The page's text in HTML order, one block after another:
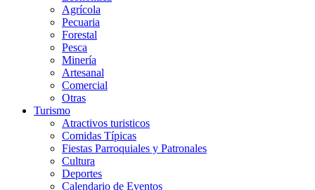
Agrícola
Pecuaria
Forestal
Pesca
Minería
Artesanal
Comercial
Otras
Turismo
Atractivos turisticos
Comidas Típicas
Fiestas Parroquiales y Patronales
Cultura
Deportes
Calendario de Eventos